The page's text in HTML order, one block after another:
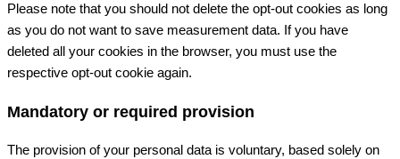
Please note that you should not delete the opt-out cookies as long
as you do not want to save measurement data. If you have
deleted all your cookies in the browser, you must use the
respective opt-out cookie again.
Mandatory or required provision
The provision of your personal data is voluntary, based solely on